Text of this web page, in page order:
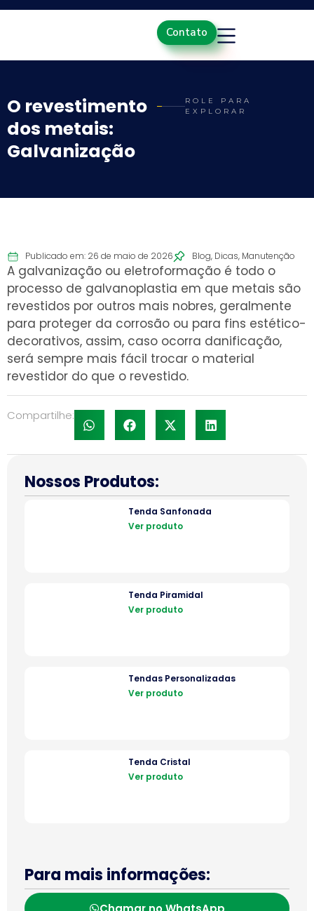
Contato
O revestimento
dos metais:
Galvanização
ROLE PARA
EXPLORAR
Publicado em: 26 de maio de 2026 Blog, Dicas, Manutenção
A galvanização ou eletroformação é todo o
processo de galvanoplastia em que metais são
revestidos por outros mais nobres, geralmente
para proteger da corrosão ou para fins estético-
decorativos, assim, caso ocorra danificação,
será sempre mais fácil trocar o material
revestidor do que o revestido.
Compartilhe:
Nossos Produtos:
Tenda Sanfonada
Ver produto
Tenda Piramidal
Ver produto
Tendas Personalizadas
Ver produto
Tenda Cristal
Ver produto
Para mais informações: